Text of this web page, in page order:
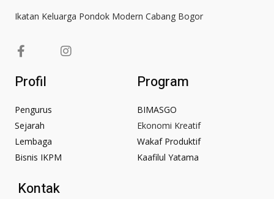
Ikatan Keluarga Pondok Modern Cabang Bogor
F
a
c
e
o
o
k
-
f
I
Profil
Pengurus
Sejarah
Lembaga
Bisnis IKPM
Program
BIMASGO
Ekonomi Kreatif
Wakaf Produktif
Kaafilul Yatama
Kontak